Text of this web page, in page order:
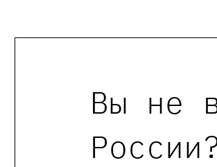
Вы не
Премия
2021 год